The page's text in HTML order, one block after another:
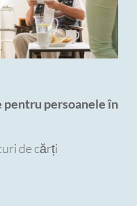
persoanele în
de cărți